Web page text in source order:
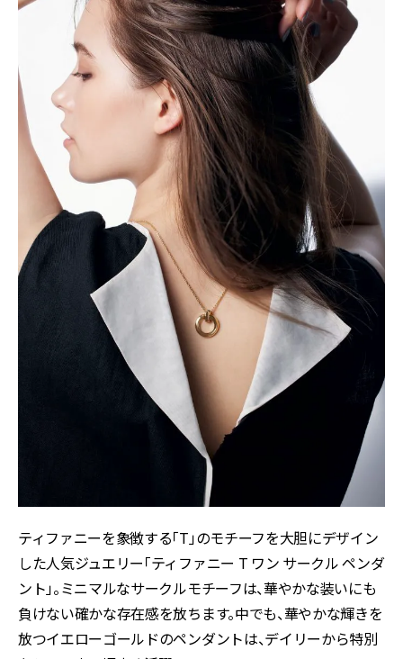
ティファニーを象徴する「T」のモチーフを大胆にデザイン
した人気ジュエリー「ティファニー T ワン サークル ペンダ
ント」。ミニマルなサークルモチーフは、華やかな装いにも
負けない確かな存在感を放ちます。中でも、華やかな輝きを
放つイエローゴールドのペンダントは、デイリーから特別